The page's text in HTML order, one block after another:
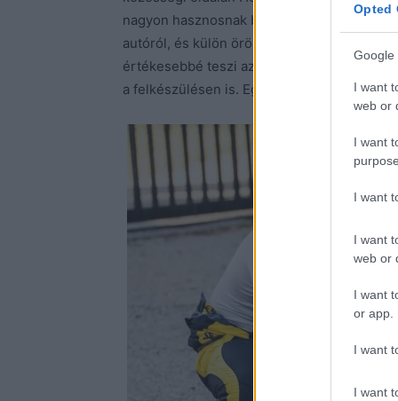
Opted
Google
I want
web or
I want
I want
I want
web or
I want
or app.
I want
I want
nagyon hasznosnak bizonyult számunkra:
autóról, és külön öröm, hogy mindemellett
értékesebbé teszi az egész hétvégét,
a felkészülésen is. Egy igazán pozitív lépés